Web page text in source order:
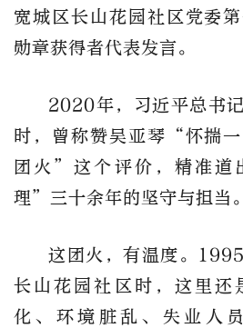
宽城区长山花园社区党委
勋章获得者代表发言。
2020年， 习近平总书
时，曾称赞吴亚琴“怀揣
团火”这个评价，精准道
理”三十余年的坚守与担当。
这团火，有温度。
长山花园社区时，这里还
化、环境脏乱、失业人